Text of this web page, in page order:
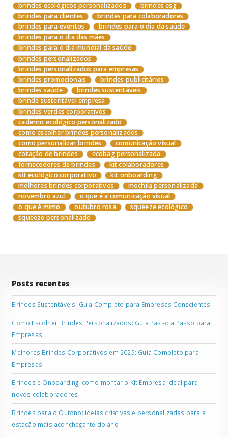
brindes ecológicos personalizados
brindes esg
brindes para clientes
brindes para colaboradores
brindes para eventos
brindes para o dia da saúde
brindes para o dia das mães
brindes para o dia mundial da saúde
brindes personalizados
brindes personalizados para empresas
brindes promocionais
brindes publicitários
brindes saúde
brindes sustentáveis
brinde sustentável empresa
brindes verdes corporativos
caderno ecológico personalizado
como escolher brindes personalizados
como personalizar brindes
comunicação visual
cotação de brindes
ecobag personalizada
fornecedores de brindes
kit colaboradores
kit ecológico corporativo
kit onboarding
melhores brindes corporativos
mochila personalizada
novembro azul
o que é a comunicação visual
o que é mimo
outubro rosa
squeeze ecológico
squeeze personalizado
Posts recentes
Brindes Sustentáveis: Guia Completo para Empresas Conscientes
Como Escolher Brindes Personalizados: Guia Passo a Passo para
Empresas
Melhores Brindes Corporativos em 2025: Guia Completo para
Empresas
Brindes e Onboarding: como montar o Kit Empresa ideal para
novos colaboradores
Brindes para o Outono: ideias criativas e personalizadas para a
estação mais aconchegante do ano